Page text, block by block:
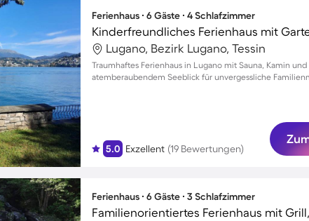
Ferienhaus ∙ 6 Gäste ∙ 4 Schlafzimmer
Lugano, Bezirk Lugano, Tessin
Traumhaftes Ferienhaus in Lugano mit Sauna, Kamin und
atemberaubendem Seeblick für unvergessliche
5.0 Exzellent (19 Bewertungen)
Ferienhaus ∙ 6 Gäste ∙ 3 Schlafzimmer